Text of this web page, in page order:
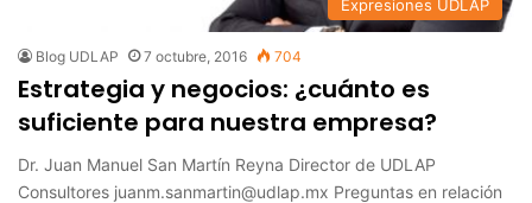
Expresiones UDLAP
Blog UDLAP 7 octubre, 2016 704
Estrategia y negocios: ¿cuánto es
suficiente para nuestra empresa?
Dr. Juan Manuel San Martín Reyna Director de UDLAP
Consultores juanm.sanmartin@udlap.mx Preguntas en relación